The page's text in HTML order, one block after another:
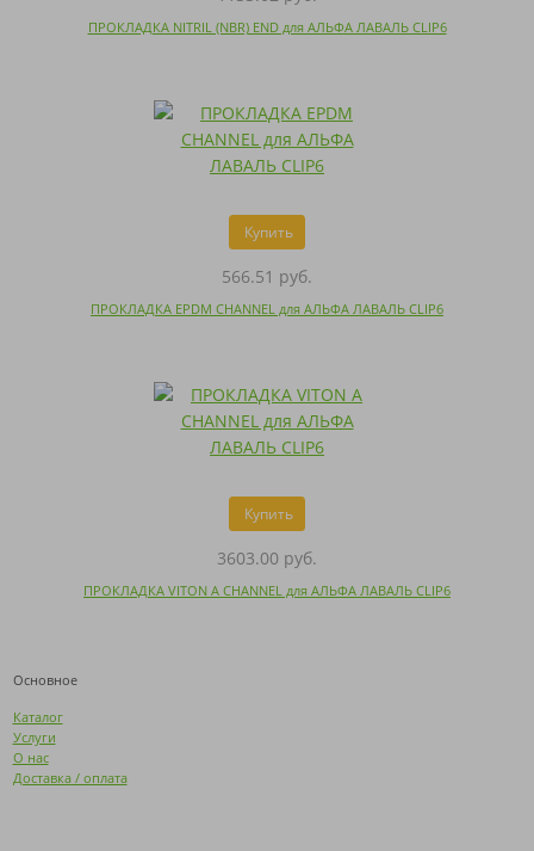
ПРОКЛАДКА NITRIL (NBR) END для АЛЬФА ЛАВАЛЬ CLIP6
Купить
566.51 руб.
ПРОКЛАДКА EPDM CHANNEL для АЛЬФА ЛАВАЛЬ CLIP6
Купить
3603.00 руб.
ПРОКЛАДКА VITON A CHANNEL для АЛЬФА ЛАВАЛЬ CLIP6
Основное
Каталог
Услуги
О нас
Доставка / оплата